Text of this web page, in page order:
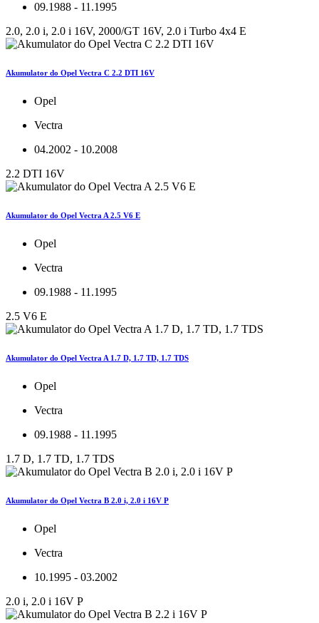
09.1988 - 11.1995
2.0, 2.0 i, 2.0 i 16V, 2000/GT 16V, 2.0 i Turbo 4x4 E
Akumulator do Opel Vectra C 2.2 DTI 16V
Opel
Vectra
04.2002 - 10.2008
2.2 DTI 16V
Akumulator do Opel Vectra A 2.5 V6 E
Opel
Vectra
09.1988 - 11.1995
2.5 V6 E
Akumulator do Opel Vectra A 1.7 D, 1.7 TD, 1.7 TDS
Opel
Vectra
09.1988 - 11.1995
1.7 D, 1.7 TD, 1.7 TDS
Akumulator do Opel Vectra B 2.0 i, 2.0 i 16V P
Opel
Vectra
10.1995 - 03.2002
2.0 i, 2.0 i 16V P